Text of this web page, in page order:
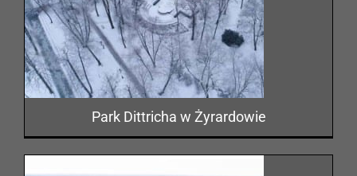
Park Dittricha w Żyrardowie